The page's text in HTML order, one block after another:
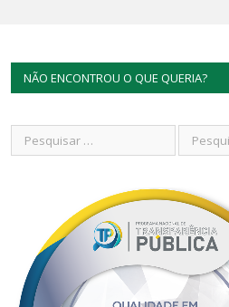
NÃO ENCONTROU O QUE QUERIA?